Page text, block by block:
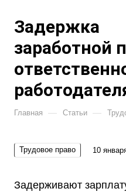
Задержка
заработной
Главная — Статьи —
Трудовое право 10
Задерживают